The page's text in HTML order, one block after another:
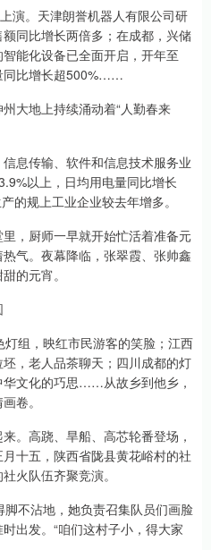
。天津朗誉机器人有限公司研
同比增长两倍多；在成都，兴储
能化设备已全面开启，开年至
同比增长超500%……
大地上持续涌动着“人勤春来
息传输、软件和信息技术服务业
以上，日均用电量同比增长
的规上工业企业较去年增多。
，厨师一早就开始忙活着准备元
气。夜幕降临，张翠霞、张帅鑫
的元宵。
组，映红市民游客的笑脸；江西
，老人品茶聊天；四川成都的灯
文化的巧思……从故乡到他乡，
卷。
高跷、旱船、高芯轮番登场，
十五，陕西省陇县黄花峪村的社
火队伍齐聚竞演。
不沾地，她负责召集队员们画脸
出发。“咱们这村子小，得大家